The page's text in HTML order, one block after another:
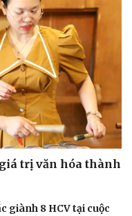
trị văn hóa thành
giành 8 HCV tại cuộc